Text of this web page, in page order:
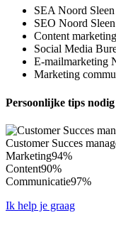
SEA Noord Sleen
SEO Noord Sleen
Content
Social Media
E-mailmarketing
Marketing
Persoonlijke tips
Customer Succes
Marketing94%
Content90%
Communicatie97%
Ik help je graag